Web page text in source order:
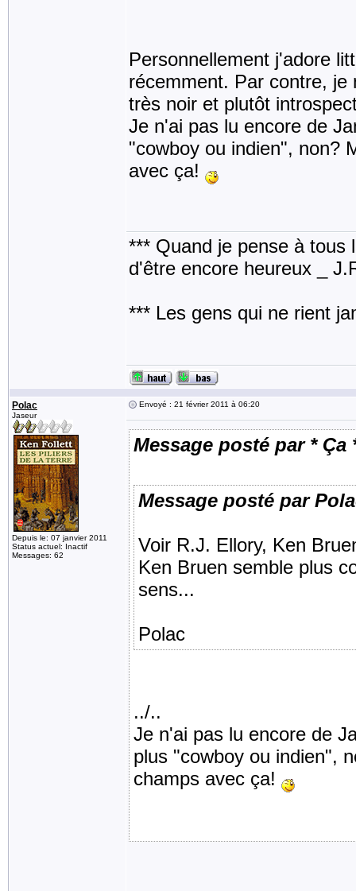
Personnellement j'adore
récemment. Par contre,
très noir et plutôt
Je n'ai pas lu encore de
"cowboy ou indien", non?
avec ça!
*** Quand je pense à tous
d'être encore heureux _
*** Les gens qui ne rient
Polac
Jaseur
Depuis le: 07 janvier 2011
Status actuel: Inactif
Messages: 62
Envoyé : 21 février 2011 à 06:20
Message posté par * Ça
Message posté par
Voir R.J. Ellory, Ken
Ken Bruen semble plus
sens...
Polac
../..
Je n'ai pas lu encore de
plus "cowboy ou indien",
champs avec ça!